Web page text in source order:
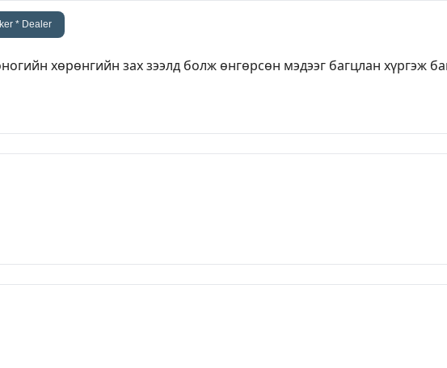
* Dealer
хөрөнгийн зах зээлд болж өнгөрсөн мэдээг багцлан хүргэж